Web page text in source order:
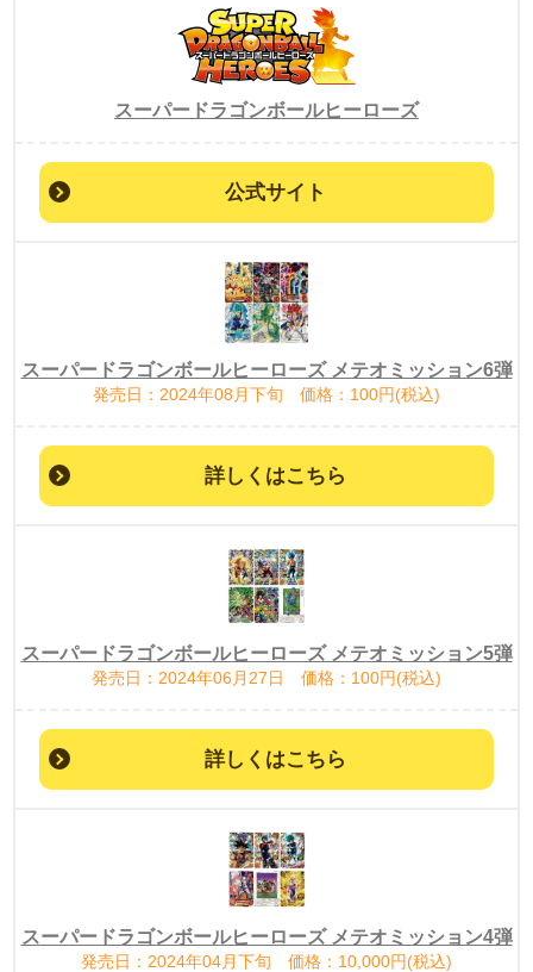
スーパードラゴンボールヒーローズ
公式サイト
スーパードラゴンボールヒーローズ メテオミッション6弾
発売日：2024年08月下旬 価格：100円(税込)
詳しくはこちら
スーパードラゴンボールヒーローズ メテオミッション5弾
発売日：2024年06月27日 価格：100円(税込)
詳しくはこちら
スーパードラゴンボールヒーローズ メテオミッション4弾
発売日：2024年04月下旬 価格：10,000円(税込)